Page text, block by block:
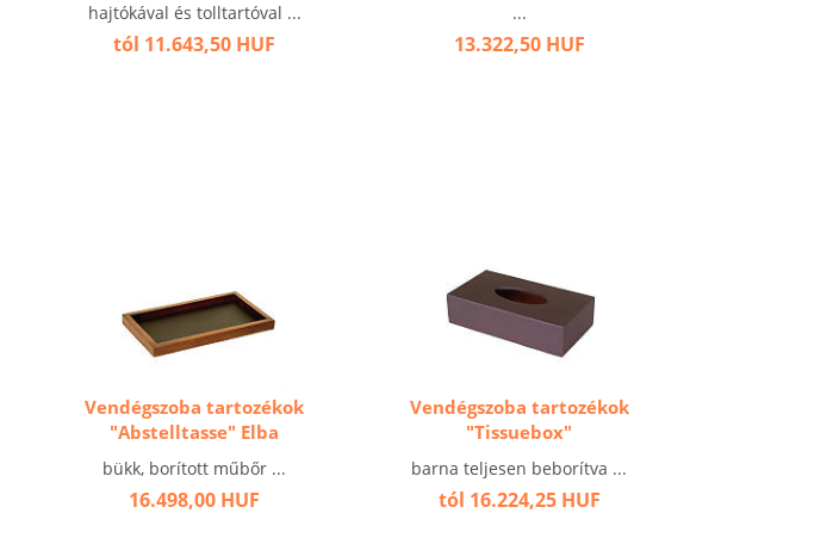
hajtókával és tolltartóval ...
tól 11.643,50 HUF
...
13.322,50 HUF
Vendégszoba tartozékok
"Abstelltasse" Elba
bükk, borított műbőr ...
16.498,00 HUF
Vendégszoba tartozékok
"Tissuebox"
barna teljesen beborítva ...
tól 16.224,25 HUF